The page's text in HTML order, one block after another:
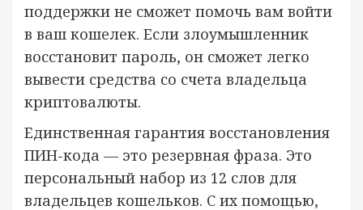
поддержки не сможет помочь вам войти
в ваш кошелек. Если злоумышленник
восстановит пароль, он сможет легко
вывести средства со счета владельца
криптовалюты.
Единственная гарантия восстановления
ПИН-кода — это резервная фраза. Это
персональный набор из 12 слов для
владельцев кошельков. С их помощью,